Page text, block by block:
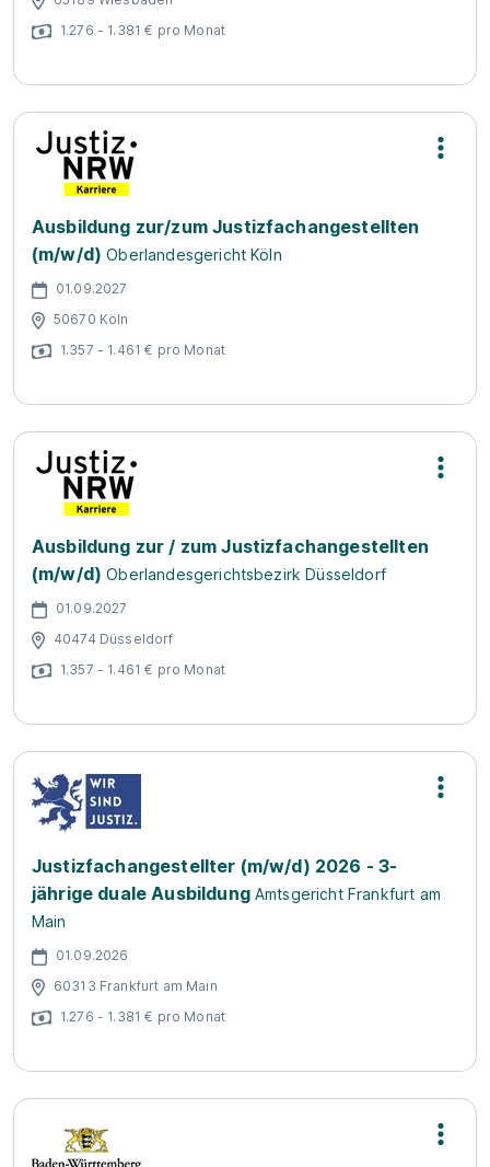
1.276 - 1.381 € pro Monat
Ausbildung zur/zum Justizfachangestellten
(m/w/d) Oberlandesgericht Köln
01.09.2027
50670 Köln
1.357 - 1.461 € pro Monat
Ausbildung zur / zum Justizfachangestellten
(m/w/d) Oberlandesgerichtsbezirk Düsseldorf
01.09.2027
40474 Düsseldorf
1.357 - 1.461 € pro Monat
Justizfachangestellter (m/w/d) 2026 - 3-
jährige duale Ausbildung Amtsgericht Frankfurt am
Main
01.09.2026
60313 Frankfurt am Main
1.276 - 1.381 € pro Monat